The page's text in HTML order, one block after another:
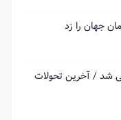
جهان را زد
شد / آخرین تحولات